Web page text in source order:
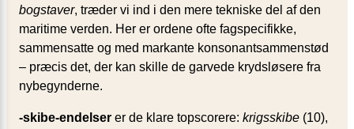
bogstaver, træder vi ind i den mere tekniske del af den
maritime verden. Her er ordene ofte fagspecifikke,
sammensatte og med markante konsonantsammenstød
– præcis det, der kan skille de garvede krydsløsere fra
nybegynderne.
-skibe-endelser er de klare topscorere: krigsskibe (10),